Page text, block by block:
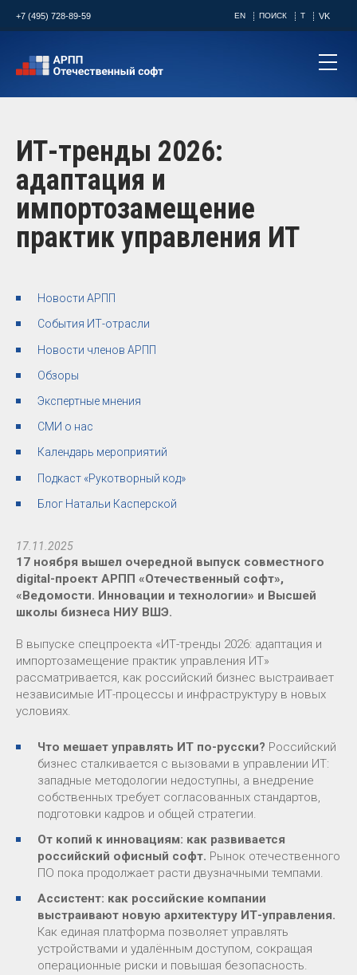
+7 (495) 728-89-59 EN ПОИСК T VK
ИТ-тренды 2026:
адаптация и
импортозамещение
практик управления ИТ
Новости АРПП
События ИТ-отрасли
Новости членов АРПП
Обзоры
Экспертные мнения
СМИ о нас
Календарь мероприятий
Подкаст «Рукотворный код»
Блог Натальи Касперской
17.11.2025
17 ноября вышел очередной выпуск совместного
digital-проект АРПП «Отечественный софт»,
«Ведомости. Инновации и технологии» и Высшей
школы бизнеса НИУ ВШЭ.
В выпуске спецпроекта «ИТ-тренды 2026: адаптация и
импортозамещение практик управления ИТ»
рассматривается, как российский бизнес выстраивает
независимые ИТ-процессы и инфраструктуру в новых
условиях.
Что мешает управлять ИТ по-русски? Российский
бизнес сталкивается с вызовами в управлении ИТ:
западные методологии недоступны, а внедрение
собственных требует согласованных стандартов,
подготовки кадров и общей стратегии.
От копий к инновациям: как развивается
российский офисный софт. Рынок отечественного
ПО пока продолжает расти двузначными темпами.
Ассистент: как российские компании
выстраивают новую архитектуру ИТ-управления.
Как единая платформа позволяет управлять
устройствами и удалённым доступом, сокращая
операционные риски и повышая безопасность.